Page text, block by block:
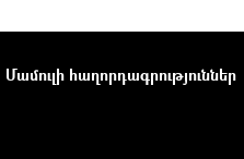
Մամուլի հաղորդագրություններ